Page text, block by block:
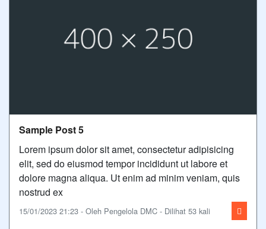
Sample Post 5
Lorem ipsum dolor sit amet, consectetur adipisicing
elit, sed do eiusmod tempor incididunt ut labore et
dolore magna aliqua. Ut enim ad minim veniam, quis
nostrud ex
15/01/2023 21:23 - Oleh Pengelola DMC - Dilihat 53 kali